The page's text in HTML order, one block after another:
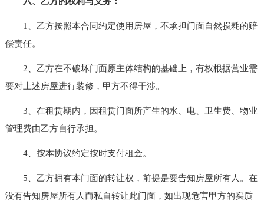
1、乙方按照本合同约定使用房屋，不承担门面自然损耗的赔
偿责任。
2、乙方在不破坏门面原主体结构的基础上，有权根据营业需
要对上述房屋进行装修，甲方不得干涉。
3、在租赁期内，因租赁门面所产生的水、电、卫生费、物业
管理费由乙方自行承担。
4、按本协议约定按时支付租金。
5、乙方拥有本门面的转让权，前提是要告知房屋所有人。在
没有告知房屋所有人而私自转让此门面，如出现危害甲方的实质